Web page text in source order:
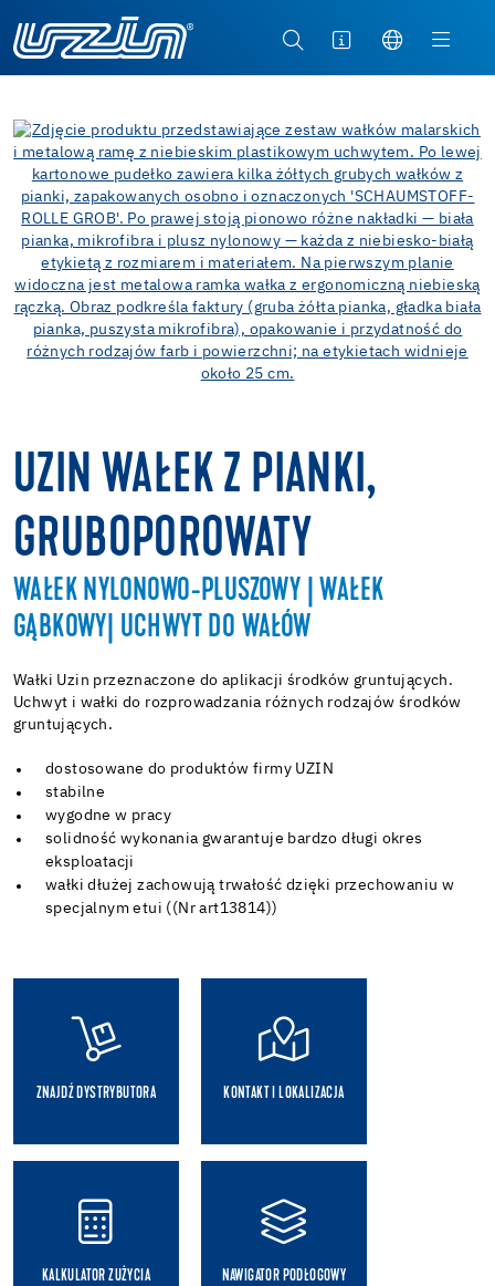
UZIN WAŁEK Z PIANKI,
GRUBOPOROWATY
WAŁEK NYLONOWO-PLUSZOWY | WAŁEK
GĄBKOWY| UCHWYT DO WAŁÓW
Wałki Uzin przeznaczone do aplikacji środków gruntujących.
Uchwyt i wałki do rozprowadzania różnych rodzajów środków
gruntujących.
dostosowane do produktów firmy UZIN
stabilne
wygodne w pracy
solidność wykonania gwarantuje bardzo długi okres
eksploatacji
wałki dłużej zachowują trwałość dzięki przechowaniu w
specjalnym etui ((Nr art13814))
ZNAJDŹ DYSTRYBUTORA KONTAKT I LOKALIZACJA
KALKULATOR ZUŻYCIA NAWIGATOR PODŁOGOWY